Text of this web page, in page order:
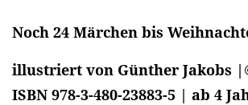
Noch 24 Märchen bis
illustriert von Günther Jakobs
ISBN 978-3-480-23883-5 | ab 4